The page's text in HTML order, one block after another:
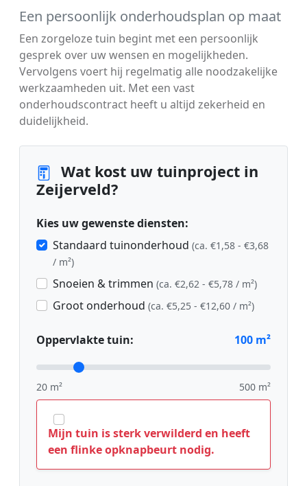
Een persoonlijk onderhoudsplan op maat
Een zorgeloze tuin begint met een persoonlijk
gesprek over uw wensen en mogelijkheden.
Vervolgens voert hij regelmatig alle noodzakelijke
werkzaamheden uit. Met een vast
onderhoudscontract heeft u altijd zekerheid en
duidelijkheid.
Wat kost uw tuinproject in
Zeijerveld?
Kies uw gewenste diensten:
Standaard tuinonderhoud (ca. €1,58 - €3,68
/ m²)
Snoeien & trimmen (ca. €2,62 - €5,78 / m²)
Groot onderhoud (ca. €5,25 - €12,60 / m²)
Oppervlakte tuin: 100 m²
20 m² 500 m²
Mijn tuin is sterk verwilderd en heeft
een flinke opknapbeurt nodig.